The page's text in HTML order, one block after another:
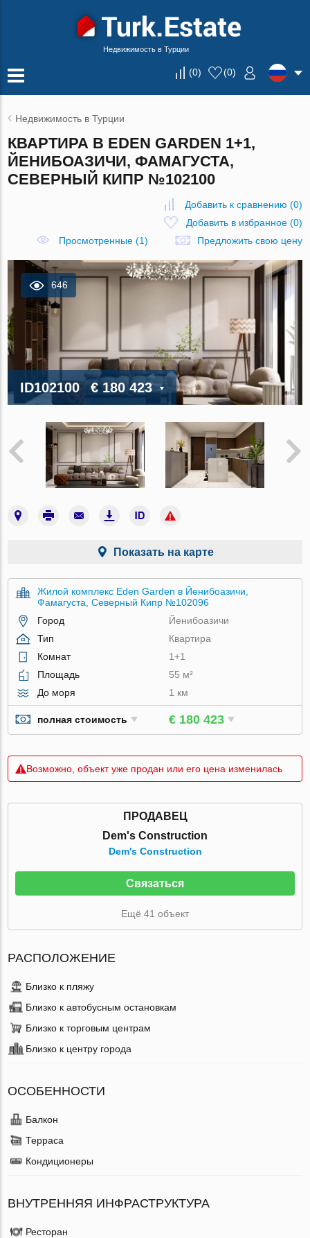
Недвижимость в Турции
(0) (0)
Недвижимость в Турции
КВАРТИРА В EDEN GARDEN 1+1,
ЙЕНИБОАЗИЧИ, ФАМАГУСТА,
СЕВЕРНЫЙ КИПР №102100
Добавить к сравнению (0)
Добавить в избранное(0)
Просмотренные (1)
Предложить свою цену
646
ID102100 € 180 423
Показать на карте
Жилой комплекс Eden Garden в Йенибоазичи,
Фамагуста, Северный Кипр №102096
Город
Йенибоазичи
Тип
Квартира
Комнат
1+1
Площадь
55 м²
До моря
1 км
полная стоимость € 180 423
Возможно, объект уже продан или его цена изменилась
ПРОДАВЕЦ
Dem's Construction
Dem's Construction
Связаться
Ещё 41 объект
РАСПОЛОЖЕНИЕ
Близко к пляжу
Близко к автобусным остановкам
Близко к торговым центрам
Близко к центру города
ОСОБЕННОСТИ
Балкон
Терраса
Кондиционеры
ВНУТРЕННЯЯ ИНФРАСТРУКТУРА
Ресторан